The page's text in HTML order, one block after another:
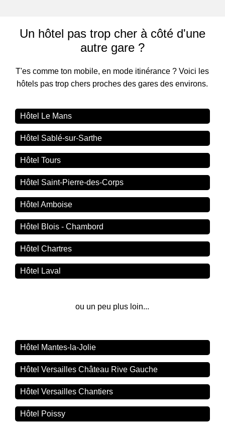
Un hôtel pas trop cher à côté d'une
autre gare ?
T'es comme ton mobile, en mode itinérance ? Voici les
hôtels pas trop chers proches des gares des environs.
Hôtel Le Mans
Hôtel Sablé-sur-Sarthe
Hôtel Tours
Hôtel Saint-Pierre-des-Corps
Hôtel Amboise
Hôtel Blois - Chambord
Hôtel Chartres
Hôtel Laval
ou un peu plus loin...
Hôtel Mantes-la-Jolie
Hôtel Versailles Château Rive Gauche
Hôtel Versailles Chantiers
Hôtel Poissy